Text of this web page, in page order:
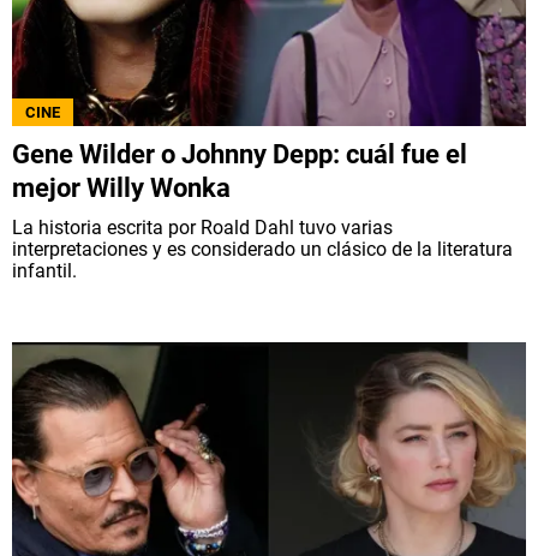
CINE
Gene Wilder o Johnny Depp: cuál fue el
mejor Willy Wonka
La historia escrita por Roald Dahl tuvo varias
interpretaciones y es considerado un clásico de la literatura
infantil.